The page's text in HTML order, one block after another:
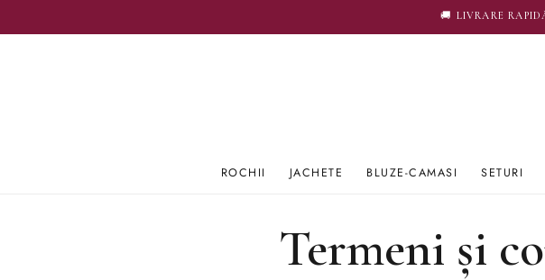
🚚 LIVRARE
ROCHII JACHETE BLUZE-CAMASI SETURI
Termeni și